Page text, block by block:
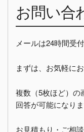
お問い合
メールは24時間受付
まずは、お気軽に
複数（5枚ほど）の
回答が可能になりま
お見積もり・ご相談